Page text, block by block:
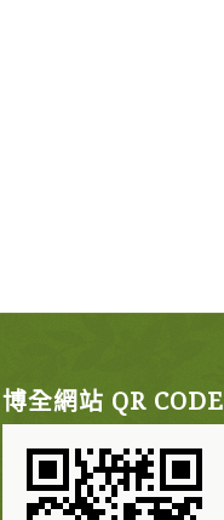
博全網站 QR CODE